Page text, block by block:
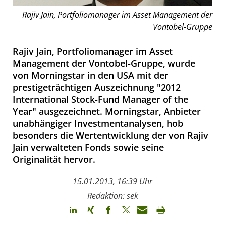
Rajiv Jain, Portfoliomanager im Asset Management der
Vontobel-Gruppe
Rajiv Jain, Portfoliomanager im Asset
Management der Vontobel-Gruppe, wurde
von Morningstar in den USA mit der
prestigeträchtigen Auszeichnung "2012
International Stock-Fund Manager of the
Year" ausgezeichnet. Morningstar, Anbieter
unabhängiger Investmentanalysen, hob
besonders die Wertentwicklung der von Rajiv
Jain verwalteten Fonds sowie seine
Originalität hervor.
15.01.2013, 16:39 Uhr
Redaktion: sek